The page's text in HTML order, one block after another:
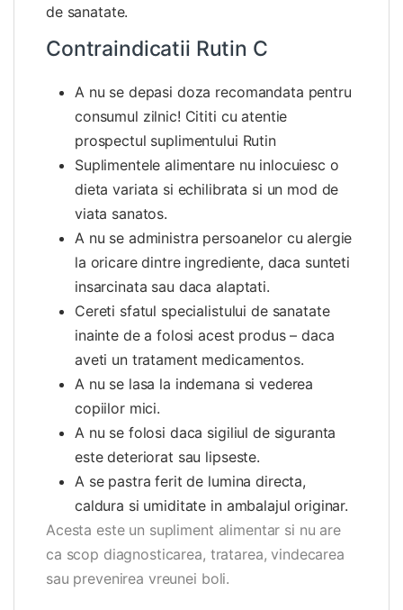
de sanatate.
Contraindicatii Rutin C
A nu se depasi doza recomandata pentru
consumul zilnic! Cititi cu atentie
prospectul suplimentului Rutin
Suplimentele alimentare nu inlocuiesc o
dieta variata si echilibrata si un mod de
viata sanatos.
A nu se administra persoanelor cu alergie
la oricare dintre ingrediente, daca sunteti
insarcinata sau daca alaptati.
Cereti sfatul specialistului de sanatate
inainte de a folosi acest produs – daca
aveti un tratament medicamentos.
A nu se lasa la indemana si vederea
copiilor mici.
A nu se folosi daca sigiliul de siguranta
este deteriorat sau lipseste.
A se pastra ferit de lumina directa,
caldura si umiditate in ambalajul originar.
Acesta este un supliment alimentar si nu are
ca scop diagnosticarea, tratarea, vindecarea
sau prevenirea vreunei boli.